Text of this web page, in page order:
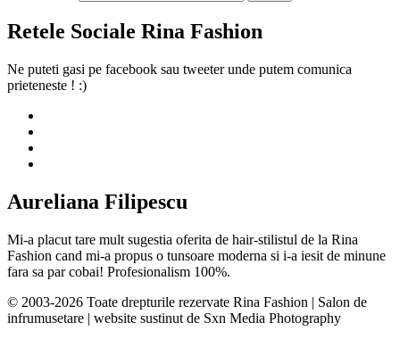
Retele Sociale Rina Fashion
Ne puteti gasi pe facebook sau tweeter unde putem comunica
prieteneste ! :)
Aureliana Filipescu
Mi-a placut tare mult sugestia oferita de hair-stilistul de la Rina
Fashion cand mi-a propus o tunsoare moderna si i-a iesit de minune
fara sa par cobai! Profesionalism 100%.
© 2003-2026 Toate drepturile rezervate Rina Fashion | Salon de
infrumusetare | website sustinut de Sxn Media Photography